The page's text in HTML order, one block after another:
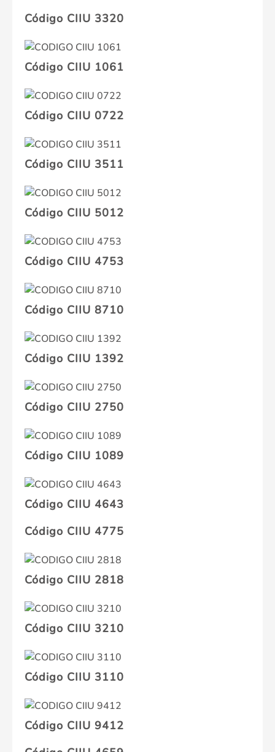
Código CIIU 3320
Código CIIU 1061
Código CIIU 0722
Código CIIU 3511
Código CIIU 5012
Código CIIU 4753
Código CIIU 8710
Código CIIU 1392
Código CIIU 2750
Código CIIU 1089
Código CIIU 4643
Código CIIU 4775
Código CIIU 2818
Código CIIU 3210
Código CIIU 3110
Código CIIU 9412